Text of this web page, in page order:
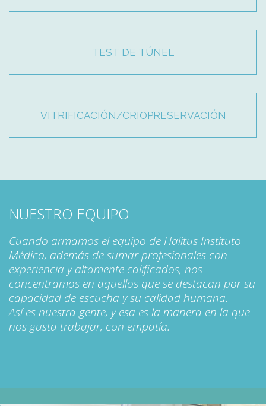
TEST DE TÚNEL
VITRIFICACIÓN/CRIOPRESERVACIÓN
NUESTRO EQUIPO
Cuando armamos el equipo de Halitus Instituto
Médico, además de sumar profesionales con
experiencia y altamente calificados, nos
concentramos en aquellos que se destacan por su
capacidad de escucha y su calidad humana.
Así es nuestra gente, y esa es la manera en la que
nos gusta trabajar, con empatía.